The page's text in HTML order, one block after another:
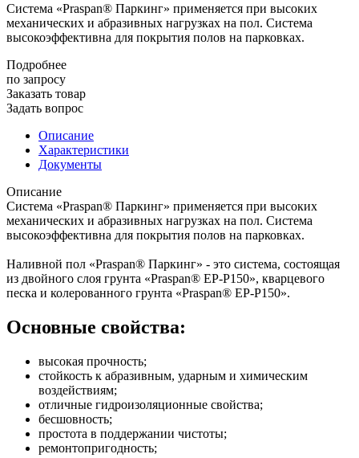
Система «Praspan® Паркинг» применяется при высоких
механических и абразивных нагрузках на пол. Система
высокоэффективна для покрытия полов на парковках.
Подробнее
по запросу
Заказать товар
Задать вопрос
Описание
Характеристики
Документы
Описание
Система «Praspan® Паркинг» применяется при высоких
механических и абразивных нагрузках на пол. Система
высокоэффективна для покрытия полов на парковках.
Наливной пол «Praspan® Паркинг» - это система, состоящая
из двойного слоя грунта «Praspan® ЕP-P150», кварцевого
песка и колерованного грунта «Praspan® ЕP-P150».
Основные свойства:
высокая прочность;
стойкость к абразивным, ударным и химическим
воздействиям;
отличные гидроизоляционные свойства;
бесшовность;
простота в поддержании чистоты;
ремонтопригодность;